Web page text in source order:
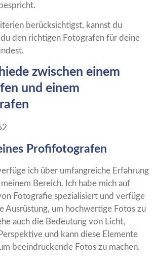
berücksichtigst, kannst du
du den richtigen Fotografen für deine
zwischen einem
und einem
Profifotografen
ich über umfangreiche Erfahrung
Bereich. Ich habe mich auf
Fotografie spezialisiert und verfüge
Ausrüstung, um hochwertige Fotos zu
auch die Bedeutung von Licht,
und kann diese Elemente
beeindruckende Fotos zu machen.